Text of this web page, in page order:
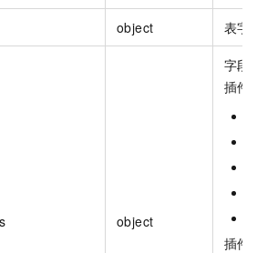
object 表字
object
字段
插件
插件